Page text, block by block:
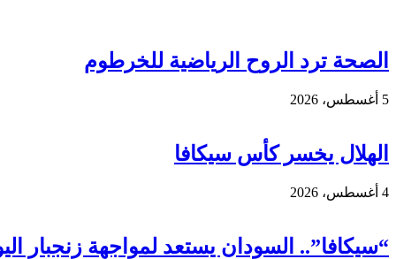
الصحة ترد الروح الرياضية للخرطوم
5 أغسطس، 2026
الهلال يخسر كأس سيكافا
4 أغسطس، 2026
“سيكافا”.. السودان يستعد لمواجهة زنجبار